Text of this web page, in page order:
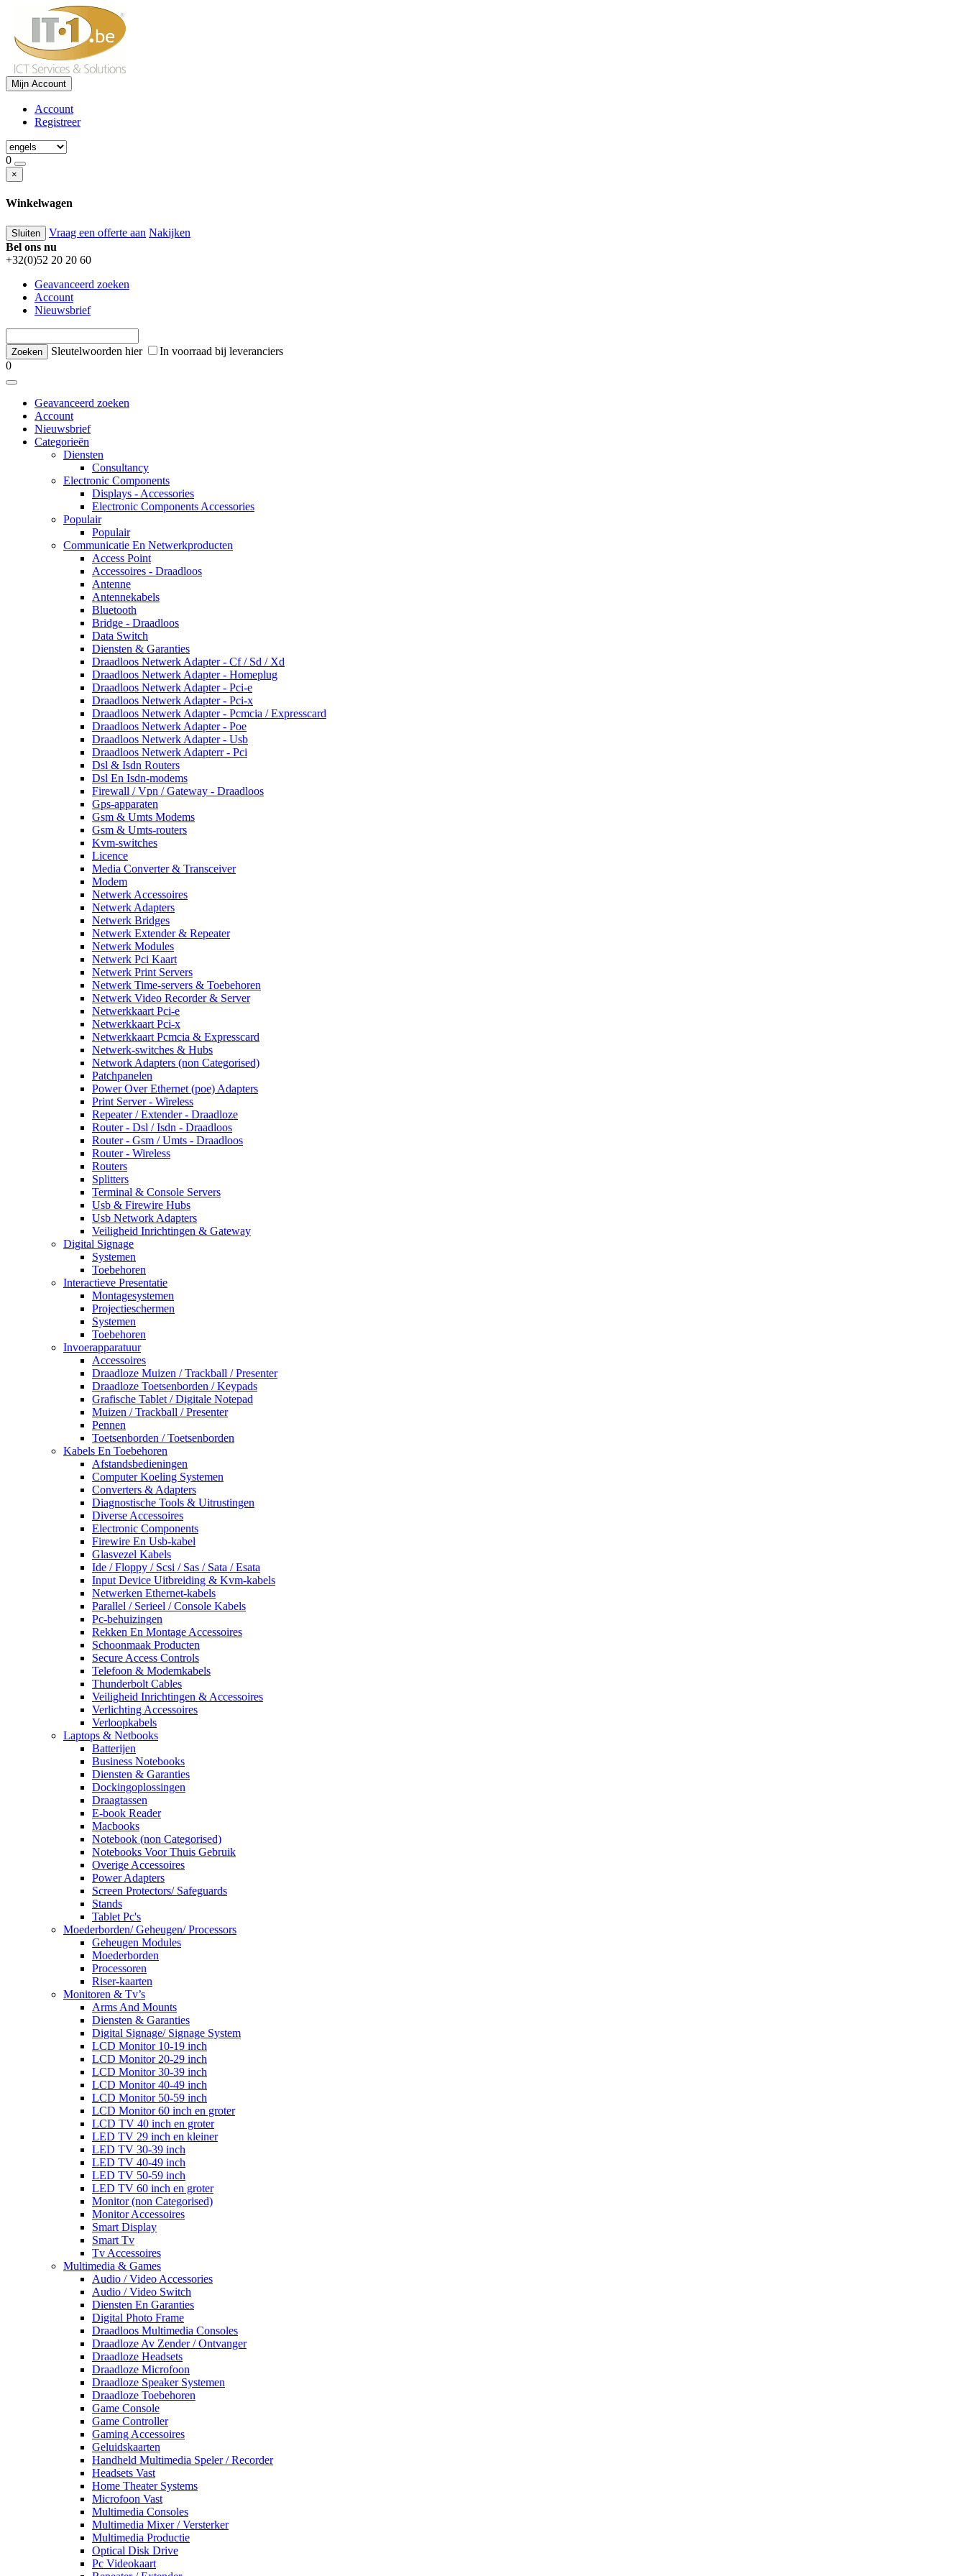
Mijn Account
Account
Registreer
0
×
Winkelwagen
Sluiten Vraag een offerte aan Nakijken
Bel ons nu
+32(0)52 20 20 60
Geavanceerd zoeken
Account
Nieuwsbrief
Sleutelwoorden hier
In voorraad bij leveranciers
0
Geavanceerd zoeken
Account
Nieuwsbrief
Categorieën
Diensten
Consultancy
Electronic Components
Displays - Accessories
Electronic Components Accessories
Populair
Populair
Communicatie En Netwerkproducten
Access Point
Accessoires - Draadloos
Antenne
Antennekabels
Bluetooth
Bridge - Draadloos
Data Switch
Diensten & Garanties
Draadloos Netwerk Adapter - Cf / Sd / Xd
Draadloos Netwerk Adapter - Homeplug
Draadloos Netwerk Adapter - Pci-e
Draadloos Netwerk Adapter - Pci-x
Draadloos Netwerk Adapter - Pcmcia / Expresscard
Draadloos Netwerk Adapter - Poe
Draadloos Netwerk Adapter - Usb
Draadloos Netwerk Adapterr - Pci
Dsl & Isdn Routers
Dsl En Isdn-modems
Firewall / Vpn / Gateway - Draadloos
Gps-apparaten
Gsm & Umts Modems
Gsm & Umts-routers
Kvm-switches
Licence
Media Converter & Transceiver
Modem
Netwerk Accessoires
Netwerk Adapters
Netwerk Bridges
Netwerk Extender & Repeater
Netwerk Modules
Netwerk Pci Kaart
Netwerk Print Servers
Netwerk Time-servers & Toebehoren
Netwerk Video Recorder & Server
Netwerkkaart Pci-e
Netwerkkaart Pci-x
Netwerkkaart Pcmcia & Expresscard
Netwerk-switches & Hubs
Network Adapters (non Categorised)
Patchpanelen
Power Over Ethernet (poe) Adapters
Print Server - Wireless
Repeater / Extender - Draadloze
Router - Dsl / Isdn - Draadloos
Router - Gsm / Umts - Draadloos
Router - Wireless
Routers
Splitters
Terminal & Console Servers
Usb & Firewire Hubs
Usb Network Adapters
Veiligheid Inrichtingen & Gateway
Digital Signage
Systemen
Toebehoren
Interactieve Presentatie
Montagesystemen
Projectieschermen
Systemen
Toebehoren
Invoerapparatuur
Accessoires
Draadloze Muizen / Trackball / Presenter
Draadloze Toetsenborden / Keypads
Grafische Tablet / Digitale Notepad
Muizen / Trackball / Presenter
Pennen
Toetsenborden / Toetsenborden
Kabels En Toebehoren
Afstandsbedieningen
Computer Koeling Systemen
Converters & Adapters
Diagnostische Tools & Uitrustingen
Diverse Accessoires
Electronic Components
Firewire En Usb-kabel
Glasvezel Kabels
Ide / Floppy / Scsi / Sas / Sata / Esata
Input Device Uitbreiding & Kvm-kabels
Netwerken Ethernet-kabels
Parallel / Serieel / Console Kabels
Pc-behuizingen
Rekken En Montage Accessoires
Schoonmaak Producten
Secure Access Controls
Telefoon & Modemkabels
Thunderbolt Cables
Veiligheid Inrichtingen & Accessoires
Verlichting Accessoires
Verloopkabels
Laptops & Netbooks
Batterijen
Business Notebooks
Diensten & Garanties
Dockingoplossingen
Draagtassen
E-book Reader
Macbooks
Notebook (non Categorised)
Notebooks Voor Thuis Gebruik
Overige Accessoires
Power Adapters
Screen Protectors/ Safeguards
Stands
Tablet Pc's
Moederborden/ Geheugen/ Processors
Geheugen Modules
Moederborden
Processoren
Riser-kaarten
Monitoren & Tv’s
Arms And Mounts
Diensten & Garanties
Digital Signage/ Signage System
LCD Monitor 10-19 inch
LCD Monitor 20-29 inch
LCD Monitor 30-39 inch
LCD Monitor 40-49 inch
LCD Monitor 50-59 inch
LCD Monitor 60 inch en groter
LCD TV 40 inch en groter
LED TV 29 inch en kleiner
LED TV 30-39 inch
LED TV 40-49 inch
LED TV 50-59 inch
LED TV 60 inch en groter
Monitor (non Categorised)
Monitor Accessoires
Smart Display
Smart Tv
Tv Accessoires
Multimedia & Games
Audio / Video Accessories
Audio / Video Switch
Diensten En Garanties
Digital Photo Frame
Draadloos Multimedia Consoles
Draadloze Av Zender / Ontvanger
Draadloze Headsets
Draadloze Microfoon
Draadloze Speaker Systemen
Draadloze Toebehoren
Game Console
Game Controller
Gaming Accessoires
Geluidskaarten
Handheld Multimedia Speler / Recorder
Headsets Vast
Home Theater Systems
Microfoon Vast
Multimedia Consoles
Multimedia Mixer / Versterker
Multimedia Productie
Optical Disk Drive
Pc Videokaart